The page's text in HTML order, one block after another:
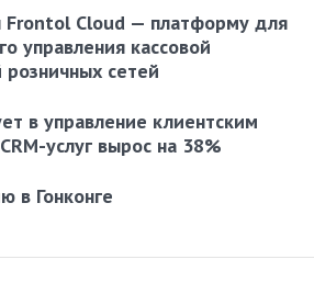
Frontol Cloud — платформу для
управления кассовой
сетей
в управление клиентским
услуг вырос на 38%
в Гонконге